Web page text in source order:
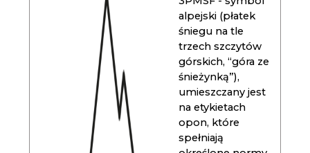
alpejski (płatek
śniegu na tle
trzech szczytów
górskich, “góra ze
śnieżynką”),
umieszczany jest
na etykietach
opon, które
spełniają